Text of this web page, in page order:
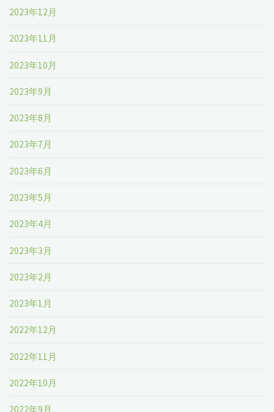
2023年12月
2023年11月
2023年10月
2023年9月
2023年8月
2023年7月
2023年6月
2023年5月
2023年4月
2023年3月
2023年2月
2023年1月
2022年12月
2022年11月
2022年10月
2022年9月